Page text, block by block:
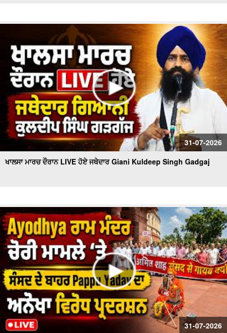
31-07-2026
ਖਾਲਸਾ ਮਾਰਚ ਦੌਰਾਨ LIVE ਹੋਏ ਜਥੇਦਾਰ Giani Kuldeep Singh Gadgaj
31-07-2026